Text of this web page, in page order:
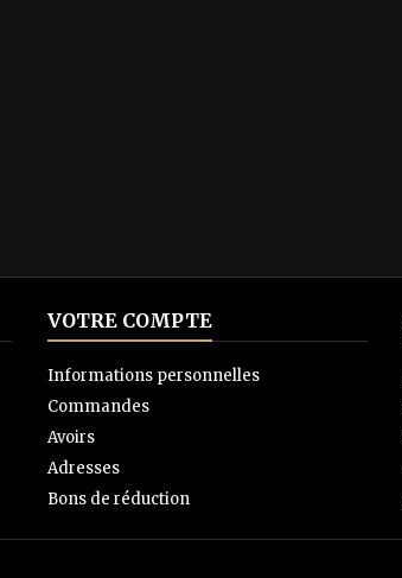
VOTRE COMPTE
Informations personnelles
Commandes
Avoirs
Adresses
Bons de réduction